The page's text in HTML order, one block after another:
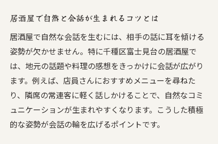
居酒屋で自然と会話が生まれるコツとは
居酒屋で自然な会話を生むには、相手の話に耳を傾ける
姿勢が欠かせません。特に千種区富士見台の居酒屋で
は、地元の話題や料理の感想をきっかけに会話が広がり
ます。例えば、店員さんにおすすめメニューを尋ねた
り、隣席の常連客に軽く話しかけることで、自然なコミ
ュニケーションが生まれやすくなります。こうした積極
的な姿勢が会話の輪を広げるポイントです。